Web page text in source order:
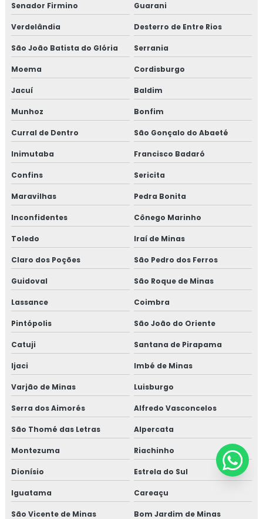
Senador Firmino Guarani
Verdelândia Desterro de Entre Rios
São João Batista do Glória Serrania
Moema Cordisburgo
Jacuí Baldim
Munhoz Bonfim
Curral de Dentro São Gonçalo do Abaeté
Inimutaba Francisco Badaró
Confins Sericita
Maravilhas Pedra Bonita
Inconfidentes Cônego Marinho
Toledo Iraí de Minas
Claro dos Poções São Pedro dos Ferros
Guidoval São Roque de Minas
Lassance Coimbra
Pintópolis São João do Oriente
Catuji Santana de Pirapama
Ijaci Imbé de Minas
Varjão de Minas Luisburgo
Serra dos Aimorés Alfredo Vasconcelos
São Thomé das Letras Alpercata
Montezuma Riachinho
Dionísio Estrela do Sul
Iguatama Careaçu
São Vicente de Minas Bom Jardim de Minas